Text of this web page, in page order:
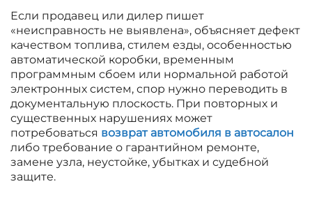
Если продавец или дилер пишет
«неисправность не выявлена», объясняет дефект
качеством топлива, стилем езды, особенностью
автоматической коробки, временным
программным сбоем или нормальной работой
электронных систем, спор нужно переводить в
документальную плоскость. При повторных и
существенных нарушениях может
потребоваться возврат автомобиля в автосалон
либо требование о гарантийном ремонте,
замене узла, неустойке, убытках и судебной
защите.